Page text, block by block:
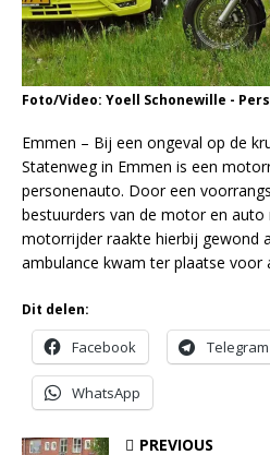
Foto/Video: Yoell Schonewille -
Emmen – Bij een ongeval op de
Statenweg in Emmen is een
personenauto. Door een
bestuurders van de motor en auto
motorrijder raakte hierbij gewond
ambulance kwam ter plaatse voor
Dit delen:
Facebook Telegram
WhatsApp
PREVIOUS